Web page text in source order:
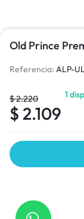
Old Prince
Referencia: ALP-
$2.220
$ 2.109
1